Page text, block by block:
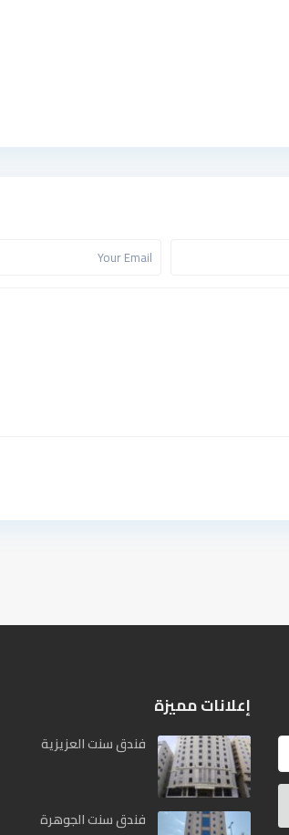
إعلانات مميزة
فندق سنت العزيزية
فندق سنت الجوهرة